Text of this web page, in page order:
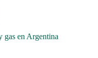
gas en Argentina